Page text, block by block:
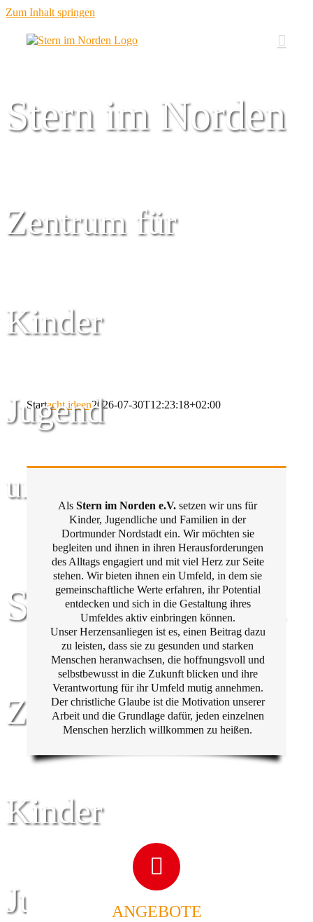
Zum Inhalt springen
Stern im Norden
Zentrum für
Kinder
Jugend
und Familie
Stern im Norden
Zentrum für
Kinder
Jugend
Startacht ideen2026-07-30T12:23:18+02:00
Als Stern im Norden e.V. setzen wir uns für
Kinder, Jugendliche und Familien in der
Dortmunder Nordstadt ein. Wir möchten sie
begleiten und ihnen in ihren Herausforderungen
des Alltags engagiert und mit viel Herz zur Seite
stehen. Wir bieten ihnen ein Umfeld, in dem sie
gemeinschaftliche Werte erfahren, ihr Potential
entdecken und sich in die Gestaltung ihres
Umfeldes aktiv einbringen können.
Unser Herzensanliegen ist es, einen Beitrag dazu
zu leisten, dass sie zu gesunden und starken
Menschen heranwachsen, die hoffnungsvoll und
selbstbewusst in die Zukunft blicken und ihre
Verantwortung für ihr Umfeld mutig annehmen.
Der christliche Glaube ist die Motivation unserer
Arbeit und die Grundlage dafür, jeden einzelnen
Menschen herzlich willkommen zu heißen.
ANGEBOTE